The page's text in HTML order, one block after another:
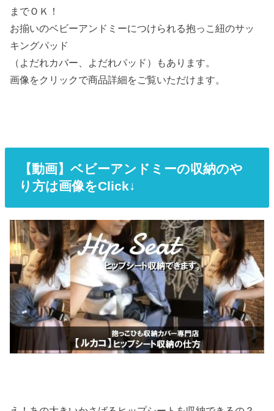
までＯＫ！
お揃いのベビーアンドミーにつけられる抱っこ紐のサッ
キングパッド
（よだれカバー、よだれパッド）もあります。
画像をクリックで商品詳細をご覧いただけます。
【動画】ベビーアンドミーの収納のや
り方は画像をClick↓